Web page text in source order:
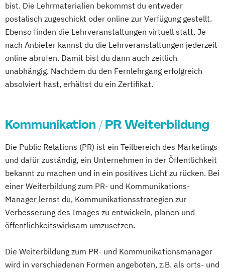
bist. Die Lehrmaterialien bekommst du entweder
postalisch zugeschickt oder online zur Verfügung gestellt.
Ebenso finden die Lehrveranstaltungen virtuell statt. Je
nach Anbieter kannst du die Lehrveranstaltungen jederzeit
online abrufen. Damit bist du dann auch zeitlich
unabhängig. Nachdem du den Fernlehrgang erfolgreich
absolviert hast, erhältst du ein Zertifikat.
Kommunikation / PR Weiterbildung
Die Public Relations (PR) ist ein Teilbereich des Marketings
und dafür zuständig, ein Unternehmen in der Öffentlichkeit
bekannt zu machen und in ein positives Licht zu rücken. Bei
einer Weiterbildung zum PR- und Kommunikations-
Manager lernst du, Kommunikationsstrategien zur
Verbesserung des Images zu entwickeln, planen und
öffentlichkeitswirksam umzusetzen.
Die Weiterbildung zum PR- und Kommunikationsmanager
wird in verschiedenen Formen angeboten, z.B. als orts- und